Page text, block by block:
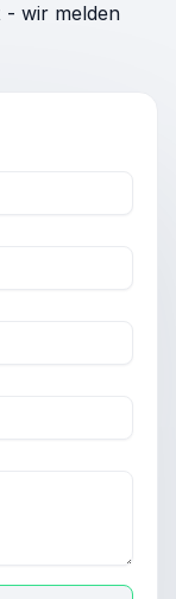
- wir melden